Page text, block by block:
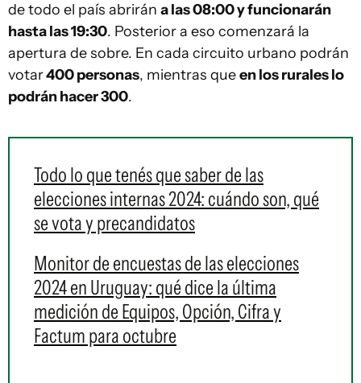
de todo el país abrirán a las 08:00 y funcionarán
hasta las 19:30. Posterior a eso comenzará la
apertura de sobre. En cada circuito urbano podrán
votar400 personas, mientras queen los rurales lo
podrán hacer 300.
Todo lo que tenés que saber de las
elecciones internas 2024: cuándo son, qué
se vota y precandidatos
Monitor de encuestas de las elecciones
2024 en Uruguay: qué dice la última
medición de Equipos, Opción, Cifra y
Factum para octubre